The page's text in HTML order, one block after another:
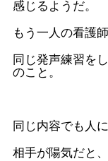
感じるようだ。
もう一人の看護
同じ発声練習を
のこと。
同じ内容でも人
相手が陽気だと